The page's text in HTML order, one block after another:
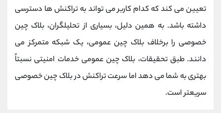
تعیین می کند که کدام کاربر می تواند به تراکنش ها دسترسی
داشته باشد. به همین دلیل، بسیاری از تحلیلگران، بلاک چین
خصوصی را برخلاف بلاک چین عمومی، یک شبکه متمرکز می
دانند. طبق تحقیقات، بلاک چین عمومی خدمات امنیتی نسبتاً
بهتری به شما می دهد اما سرعت تراکنش در بلاک چین خصوصی
سریعتر است.